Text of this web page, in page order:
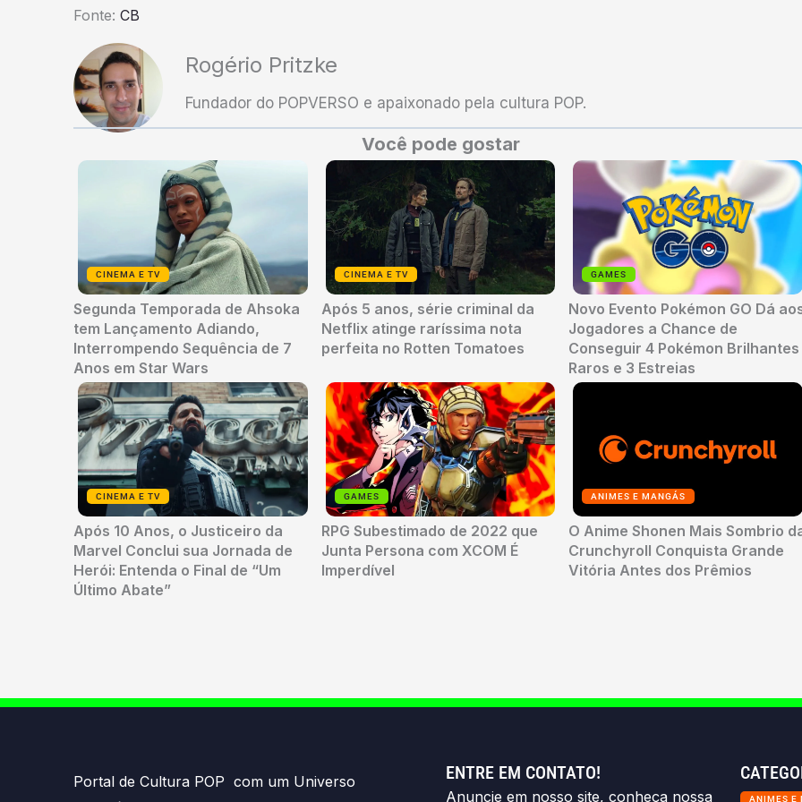
Fonte: CB
Rogério Pritzke
Fundador do POPVERSO e apaixonado pela cultura POP.
Você pode gostar
CINEMA E TV
Segunda Temporada de Ahsoka
tem Lançamento Adiando,
Interrompendo Sequência de 7
Anos em Star Wars
CINEMA E TV
Após 5 anos, série criminal da
Netflix atinge raríssima nota
perfeita no Rotten Tomatoes
GAMES
Novo Evento Pokémon GO Dá
Jogadores a Chance de
Conseguir 4 Pokémon Brilhantes
Raros e 3 Estreias
CINEMA E TV
Após 10 Anos, o Justiceiro da
Marvel Conclui sua Jornada de
Herói: Entenda o Final de “Um
Último Abate”
GAMES
RPG Subestimado de 2022 que
Junta Persona com XCOM É
Imperdível
ANIMES E MANGÁS
O Anime Shonen Mais Sombrio
Crunchyroll Conquista Grande
Vitória Antes dos Prêmios
Portal de Cultura POP com um Universo
ENTRE EM CONTATO!
Anuncie em nosso site, conheça nossa ANIMES E